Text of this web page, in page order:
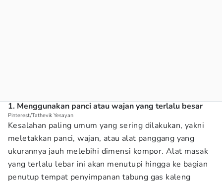
1. Menggunakan panci atau wajan yang terlalu besar
Pinterest/Tathevik Yesayan
Kesalahan paling umum yang sering dilakukan, yakni
meletakkan panci, wajan, atau alat panggang yang
ukurannya jauh melebihi dimensi kompor. Alat masak
yang terlalu lebar ini akan menutupi hingga ke bagian
penutup tempat penyimpanan tabung gas kaleng